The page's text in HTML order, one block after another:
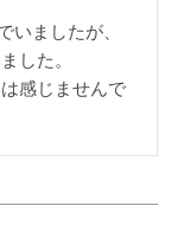
いましたが、
した。
感じませんで